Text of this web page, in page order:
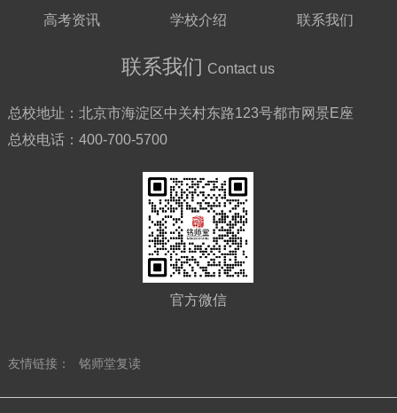
高考资讯
学校介绍 联系我们
联系我们 Contact us
总校地址： 北京市海淀区中关村东路123号都市网景E座
总校电话： 400-700-5700
官方微信
友情链接： 铭师堂复读